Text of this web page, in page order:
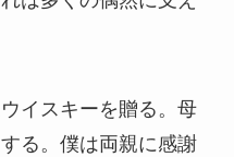
イスキーを贈る。母
る。僕は両親に感謝